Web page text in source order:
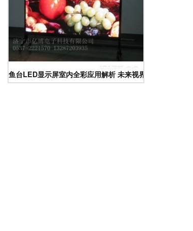
配置详解
鱼台LED显示屏室内全彩应用解析 未来视界的核心枢纽